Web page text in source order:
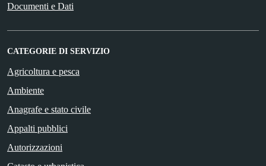
Documenti e Dati
CATEGORIE DI SERVIZIO
Agricoltura e pesca
Ambiente
Anagrafe e stato civile
Appalti pubblici
Autorizzazioni